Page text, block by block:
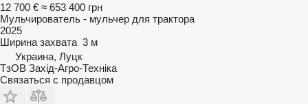
12 700 € ≈ 653 400 грн
Мульчирователь - мульчер для трактора
2025
Ширина захвата 3 м
Украина, Луцк
ТзОВ Захід-Агро-Техніка
Связаться с продавцом